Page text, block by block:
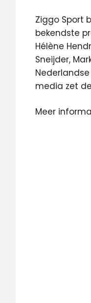
Ziggo Sport
bekendste
Hélène
Sneijder,
media zet
Meer